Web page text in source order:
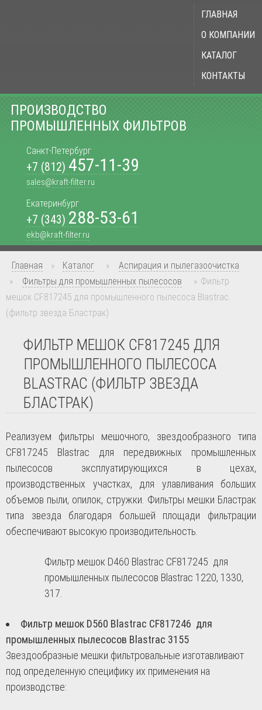
ПРОИЗВОДСТВО
ПРОМЫШЛЕННЫХ ФИЛЬТРОВ
Санкт-Петербург
+7 (812) 457-11-39
sales@kraft-filter.ru
Екатеринбург
+7 (343) 288-53-61
ekb@kraft-filter.ru
ГЛАВНАЯ
О КОМПАНИИ
КАТАЛОГ
КОНТАКТЫ
Главная » Каталог »
Аспирация и пылегазоочистка
»
Фильтры для промышленных пылесосов » Фильтр
мешок CF817245 для промышленного пылесоса Blastrac
(фильтр звезда Бластрак)
ФИЛЬТР МЕШОК CF817245 ДЛЯ
ПРОМЫШЛЕННОГО ПЫЛЕСОСА
BLASTRAC (ФИЛЬТР ЗВЕЗДА
БЛАСТРАК)
Реализуем фильтры мешочного, звездообразного типа
CF817245 Blastrac для передвижных промышленных
пылесосов эксплуатирующихся в цехах,
производственных участках, для улавливания больших
объемов пыли, опилок, стружки. Фильтры мешки Бластрак
типа звезда благодаря большей площади фильтрации
обеспечивают высокую производительность.
Фильтр мешок D460 Blastrac CF817245 для
промышленных пылесосов Blastrac 1220, 1330,
317.
Фильтр мешок D560 Blastrac CF817246 для
промышленных пылесосов Blastrac 3155
Звездообразные мешки фильтровальные изготавливают
под определенную специфику их применения на
производстве: